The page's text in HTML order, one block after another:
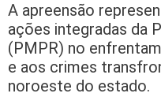
A apreensão
ações integradas da
(PMPR) no
e aos crimes
noroeste do estado.